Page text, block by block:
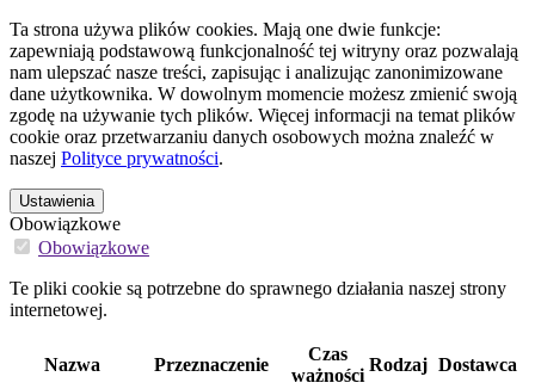
Ta strona używa plików cookies. Mają one dwie funkcje:
zapewniają podstawową funkcjonalność tej witryny oraz pozwalają
nam ulepszać nasze treści, zapisując i analizując zanonimizowane
dane użytkownika. W dowolnym momencie możesz zmienić swoją
zgodę na używanie tych plików. Więcej informacji na temat plików
cookie oraz przetwarzaniu danych osobowych można znaleźć w
naszej Polityce prywatności.
Ustawienia
Obowiązkowe
Obowiązkowe
Te pliki cookie są potrzebne do sprawnego działania naszej strony
internetowej.
Nazwa Przeznaczenie
Czas
ważności
Rodzaj Dostawca